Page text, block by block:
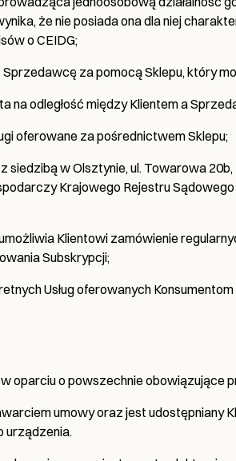
że nie posiada ona dla niej
o CEIDG;
Sprzedawcę za pomocą Sklepu, który
na odległość między Klientem a
oferowane za pośrednictwem Sklepu;
z siedzibą w Olsztynie, ul. Towarowa
Krajowego Rejestru
Klientowi zamówienie
Subskrypcji;
Usług oferowanych
oparciu o powszechnie obowiązujące
umowy oraz jest udostępniany
urządzenia.